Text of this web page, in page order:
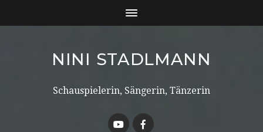
NINI STADLMANN
Schauspielerin, Sängerin, Tänzerin